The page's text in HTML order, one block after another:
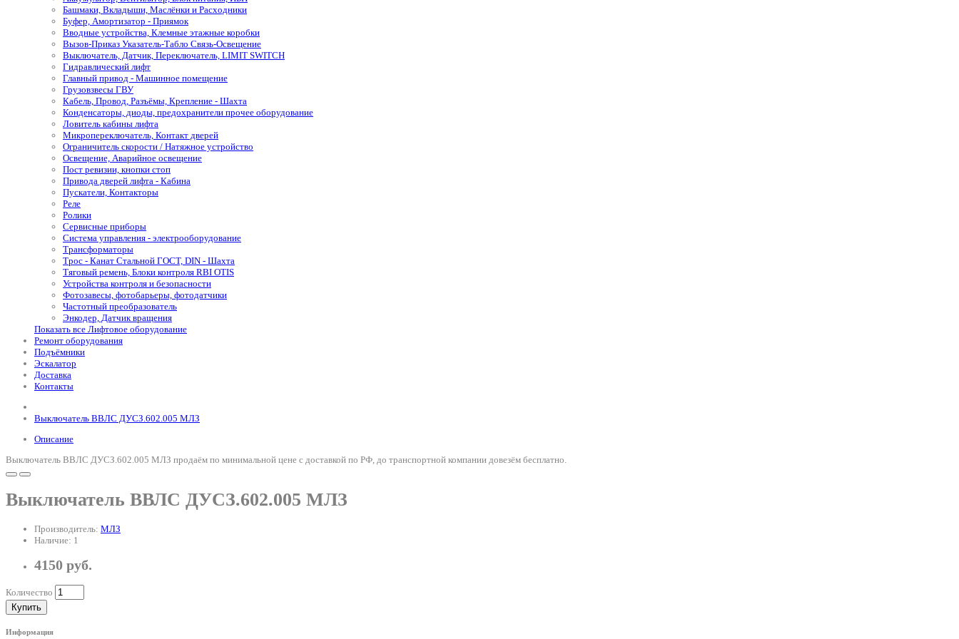
Башмаки, Вкладыши, Маслёнки и Расходники
Буфер, Амортизатор - Приямок
Вводные устройства, Клемные этажные коробки
Вызов-Приказ Указатель-Табло Связь-Освещение
Выключатель, Датчик, Переключатель, LIMIT SWITCH
Гидравлический лифт
Главный привод - Машинное помещение
Грузовзвесы ГВУ
Кабель, Провод, Разъёмы, Крепление - Шахта
Конденсаторы, диоды, предохранители прочее оборудование
Ловитель кабины лифта
Микропереключатель, Контакт дверей
Ограничитель скорости / Натяжное устройство
Освещение, Аварийное освещение
Пост ревизии, кнопки стоп
Привода дверей лифта - Кабина
Пускатели, Контакторы
Реле
Ролики
Сервисные приборы
Система управления - электрооборудование
Трансформаторы
Трос - Канат Стальной ГОСТ, DIN - Шахта
Тяговый ремень, Блоки контроля RBI OTIS
Устройства контроля и безопасности
Фотозавесы, фотобарьеры, фотодатчики
Частотный преобразователь
Энкодер, Датчик вращения
Показать все Лифтовое оборудование
Ремонт оборудования
Подъёмники
Эскалатор
Доставка
Контакты
Выключатель ВВЛС ДУСЗ.602.005 МЛЗ
Описание
Выключатель ВВЛС ДУСЗ.602.005 МЛЗ продаём по минимальной цене с доставкой по РФ, до транспортной компании довезём бесплатно.
Выключатель ВВЛС ДУСЗ.602.005 МЛЗ
Производитель: МЛЗ
Наличие: 1
4150 руб.
Количество
Купить
Информация